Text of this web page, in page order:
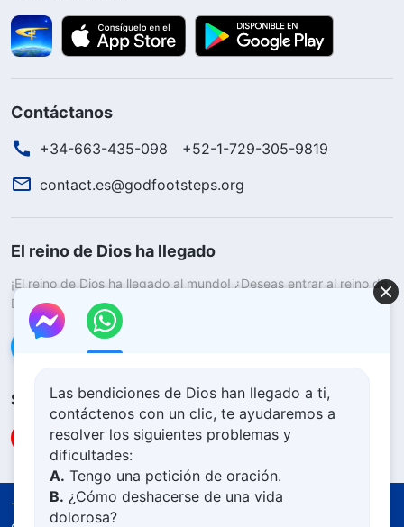
Contáctanos
+34-663-435-098
+52-1-729-305-9819
contact.es@godfootsteps.org
El reino de Dios ha llegado
¡El reino de Dios ha llegado al mundo! ¿Deseas entrar al reino de
Dios? Saber más
Conéctate con nosotros en Messenger
Síguenos
Términos de uso
Política de privacidad
Las bendiciones de Dios han llegado a ti,
contáctenos con un clic, te ayudaremos a
resolver los siguientes problemas y
dificultades:
A. Tengo una petición de oración.
B. ¿Cómo deshacerse de una vida
dolorosa?